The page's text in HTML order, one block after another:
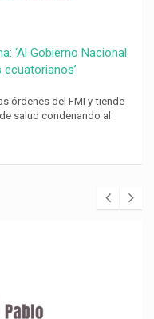
‘Al Gobierno Nacional
órdenes del FMI y tiende
salud condenando al